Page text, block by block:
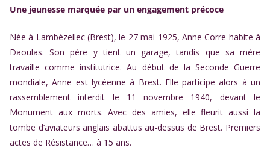
Une jeunesse marquée par un engagement précoce
Née à Lambézellec (Brest), le 27 mai 1925, Anne Corre habite à
Daoulas. Son père y tient un garage, tandis que sa mère
travaille comme institutrice. Au début de la Seconde Guerre
mondiale, Anne est lycéenne à Brest. Elle participe alors à un
rassemblement interdit le 11 novembre 1940, devant le
Monument aux morts. Avec des amies, elle fleurit aussi la
tombe d’aviateurs anglais abattus au-dessus de Brest. Premiers
actes de Résistance… à 15 ans.